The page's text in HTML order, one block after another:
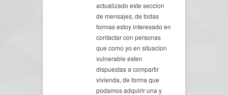
actualizado este seccion
de mensajes, de todas
formas estoy interesado en
contactar con personas
que como yo en situacion
vulnerable esten
dispuestas a compartir
vivienda, de forma que
podamos adquirir una y